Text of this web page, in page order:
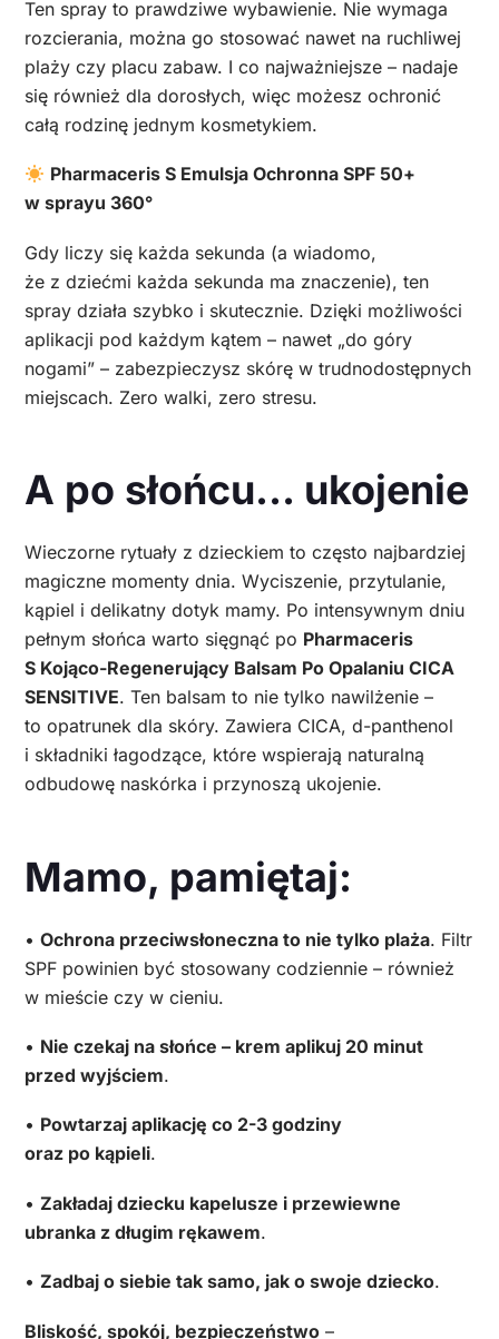
Ten spray to prawdziwe wybawienie. Nie wymaga
rozcierania, można go stosować nawet na ruchliwej
plaży czy placu zabaw. I co najważniejsze – nadaje
się również dla dorosłych, więc możesz ochronić
całą rodzinę jednym kosmetykiem.
Pharmaceris S Emulsja Ochronna SPF 50+
w sprayu 360°
Gdy liczy się każda sekunda (a wiadomo,
że z dziećmi każda sekunda ma znaczenie), ten
spray działa szybko i skutecznie. Dzięki możliwości
aplikacji pod każdym kątem – nawet „do góry
nogami” – zabezpieczysz skórę w trudnodostępnych
miejscach. Zero walki, zero stresu.
A po słońcu… ukojenie
Wieczorne rytuały z dzieckiem to często najbardziej
magiczne momenty dnia. Wyciszenie, przytulanie,
kąpiel i delikatny dotyk mamy. Po intensywnym dniu
pełnym słońca warto sięgnąć po Pharmaceris
S Kojąco-Regenerujący Balsam Po Opalaniu CICA
SENSITIVE. Ten balsam to nie tylko nawilżenie –
to opatrunek dla skóry. Zawiera CICA, d-panthenol
i składniki łagodzące, które wspierają naturalną
odbudowę naskórka i przynoszą ukojenie.
Mamo, pamiętaj:
• Ochrona przeciwsłoneczna to nie tylko plaża. Filtr
SPF powinien być stosowany codziennie – również
w mieście czy w cieniu.
• Nie czekaj na słońce – krem aplikuj 20 minut
przed wyjściem.
• Powtarzaj aplikację co 2-3 godziny
oraz po kąpieli.
• Zakładaj dziecku kapelusze i przewiewne
ubranka z długim rękawem.
• Zadbaj o siebie tak samo, jak o swoje dziecko.
Bliskość, spokój, bezpieczeństwo –